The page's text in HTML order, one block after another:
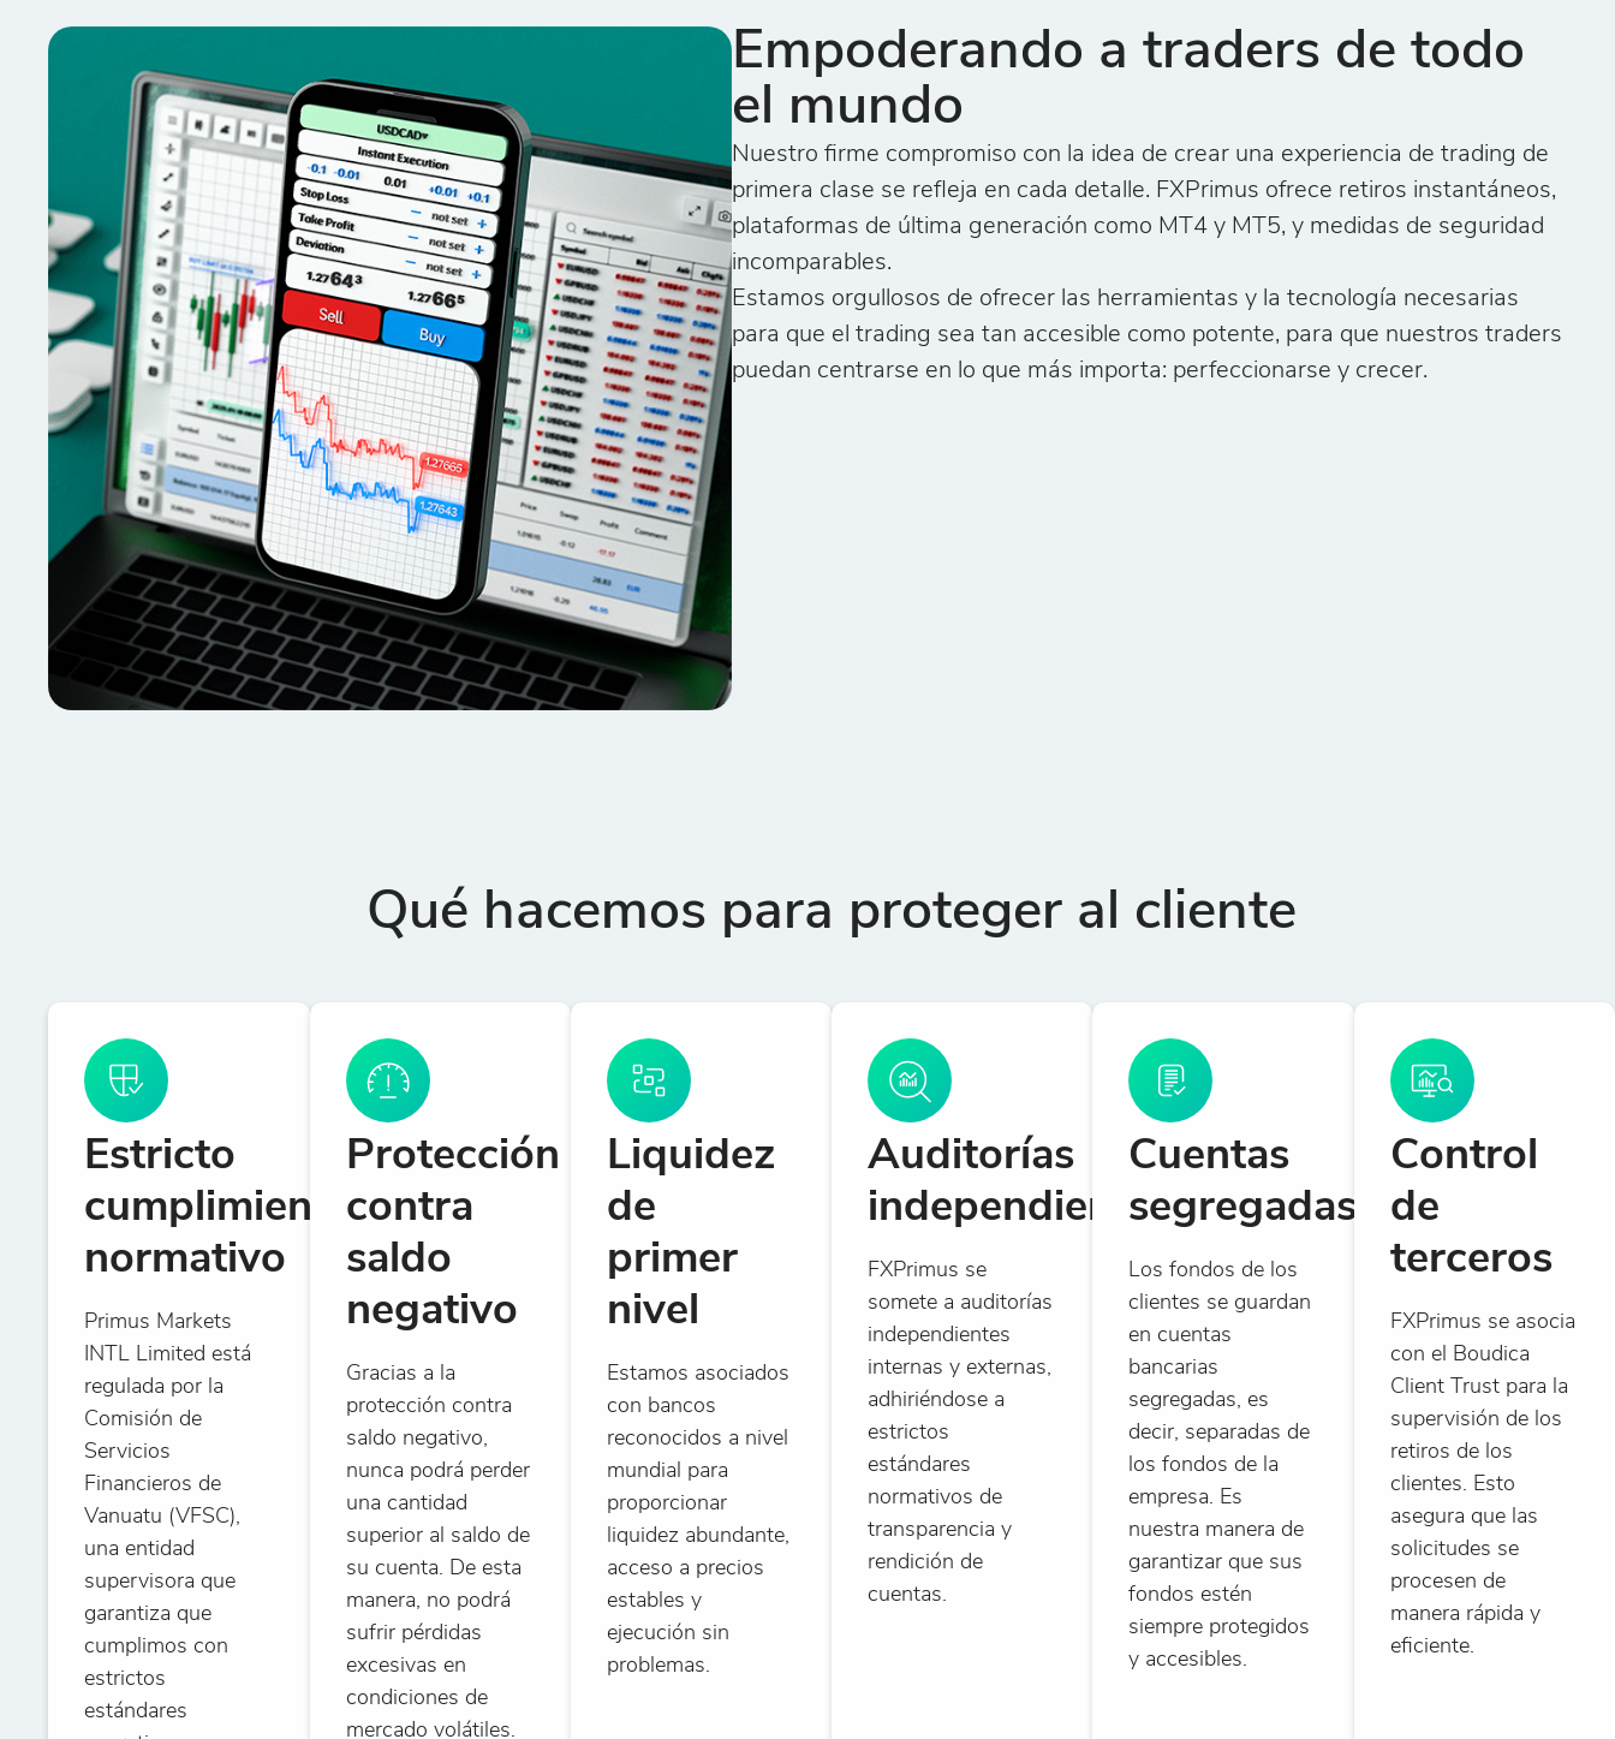
Empoderando a traders de todo
el mundo
Nuestro firme compromiso con la idea de crear una experiencia de trading de
primera clase se refleja en cada detalle. FXPrimus ofrece retiros instantáneos,
plataformas de última generación como MT4 y MT5, y medidas de seguridad
incomparables.
Estamos orgullosos de ofrecer las herramientas y la tecnología necesarias
para que el trading sea tan accesible como potente, para que nuestros traders
puedan centrarse en lo que más importa: perfeccionarse y crecer.
Qué hacemos para proteger al cliente
Estricto
cumplimiento
normativo
Primus Markets
INTL Limited está
regulada por la
Comisión de
Servicios
Financieros de
Vanuatu (VFSC),
una entidad
supervisora que
garantiza que
cumplimos con
estrictos
estándares
Protección
contra
saldo
negativo
Gracias a la
protección contra
saldo negativo,
nunca podrá perder
una cantidad
superior al saldo de
su cuenta. De esta
manera, no podrá
sufrir pérdidas
excesivas en
condiciones de
mercado volátiles.
Liquidez
de
primer
nivel
Estamos asociados
con bancos
reconocidos a nivel
mundial para
proporcionar
liquidez abundante,
acceso a precios
estables y
ejecución sin
problemas.
Auditorías
independientes
FXPrimus se
somete a auditorías
independientes
internas y externas,
adhiriéndose a
estrictos
estándares
normativos de
transparencia y
rendición de
cuentas.
Cuentas
segregadas
Los fondos de los
clientes se guardan
en cuentas
bancarias
segregadas, es
decir, separadas de
los fondos de la
empresa. Es
nuestra manera de
garantizar que sus
fondos estén
siempre protegidos
y accesibles.
Control
de
terceros
FXPrimus se asocia
con el Boudica
Client Trust para la
supervisión de los
retiros de los
clientes. Esto
asegura que las
solicitudes se
procesen de
manera rápida y
eficiente.